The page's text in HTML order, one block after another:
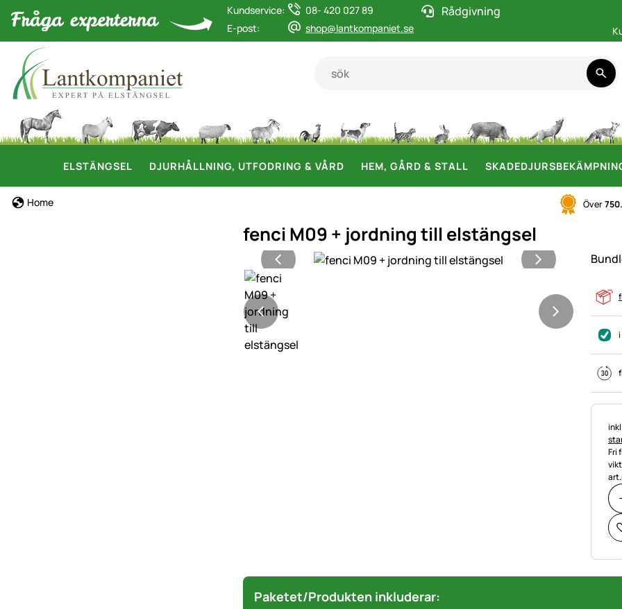
Kundservice:
08- 420 027 89
E-post:
shop@lantkompaniet.se
Rådgivning
ELSTÄNGSEL DJURHÅLLNING, UTFODRING & VÅRD HEM, GÅRD & STALL
Home Över
fenci M09 + jordning till elstängsel
Produktgaleri
Fri
Paketet/Produkten inkluderar: